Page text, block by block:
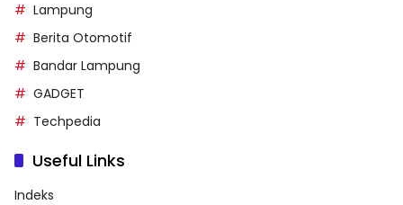
Lampung
Berita Otomotif
Bandar Lampung
GADGET
Techpedia
Useful Links
Indeks